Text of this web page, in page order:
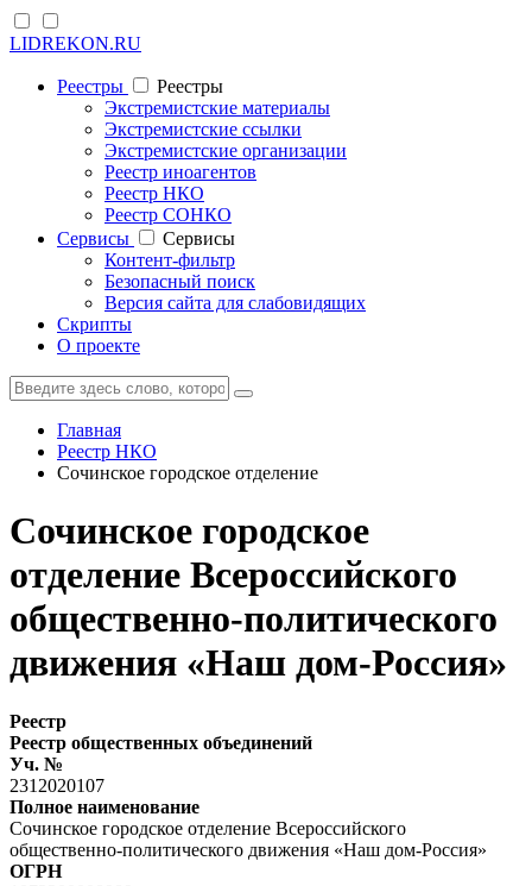
LIDREKON.RU
Реестры
Реестры
Экстремистские материалы
Экстремистские ссылки
Экстремистские организации
Реестр иноагентов
Реестр НКО
Реестр СОНКО
Cервисы
Cервисы
Контент-фильтр
Безопасный поиск
Версия сайта для слабовидящих
Скрипты
О проекте
Главная
Реестр НКО
Сочинское городское отделение
Сочинское городское
отделение Всероссийского
общественно-политического
движения «Наш дом-Россия»
Реестр
Реестр общественных объединений
Уч. №
2312020107
Полное наименование
Сочинское городское отделение Всероссийского
общественно-политического движения «Наш дом-Россия»
ОГРН